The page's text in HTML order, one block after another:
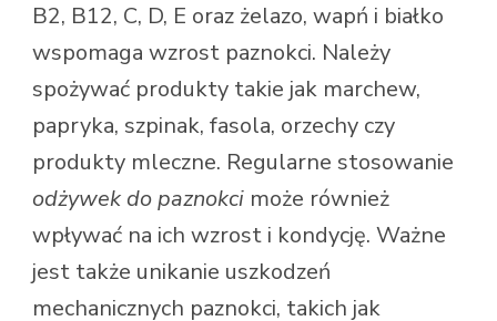
B2, B12, C, D, E oraz żelazo, wapń i białko
wspomaga wzrost paznokci. Należy
spożywać produkty takie jak marchew,
papryka, szpinak, fasola, orzechy czy
produkty mleczne. Regularne stosowanie
odżywek do paznokci może również
wpływać na ich wzrost i kondycję. Ważne
jest także unikanie uszkodzeń
mechanicznych paznokci, takich jak